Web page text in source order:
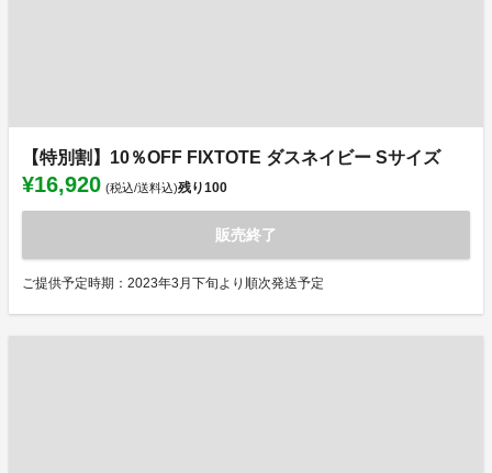
【特別割】10％OFF FIXTOTE ダスネイビー Sサイズ
¥16,920 (税込/送料込)残り100
販売終了
ご提供予定時期：2023年3月下旬より順次発送予定